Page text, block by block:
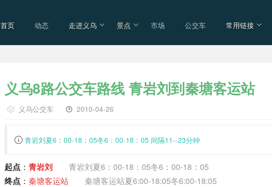
首页 动态 走进义乌 景点 市场 公交车 常用链接
义乌8路公交车路线 青岩刘到秦塘客运站
义乌公交车 2010-04-26
青岩刘夏6：00-18：05冬6：00-18：05 间隔11--23分钟
起点 ：青岩刘
青岩刘夏6：00-18：05冬6：00-18：05
终点 ： 秦塘客运站
秦塘客运站夏6:00-18:05冬6:00-18:05